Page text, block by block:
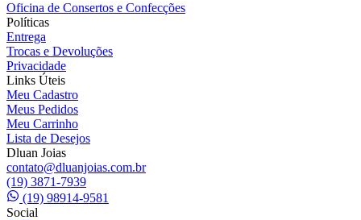
Oficina de Consertos e Confecções
Políticas
Entrega
Trocas e Devoluções
Privacidade
Links Úteis
Meu Cadastro
Meus Pedidos
Meu Carrinho
Lista de Desejos
Dluan Joias
contato@dluanjoias.com.br
(19) 3871-7939
(19) 98914-9581
Social